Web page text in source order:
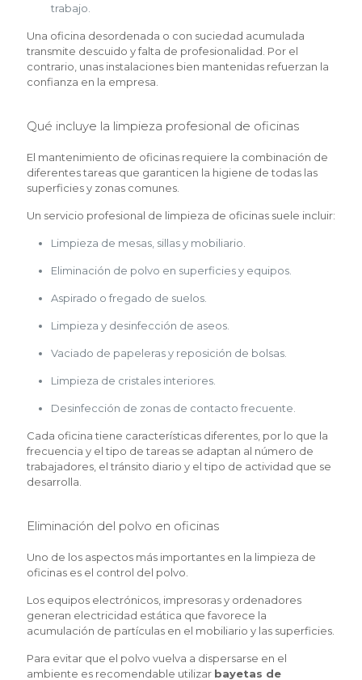
trabajo.
Una oficina desordenada o con suciedad acumulada
transmite descuido y falta de profesionalidad. Por el
contrario, unas instalaciones bien mantenidas refuerzan la
confianza en la empresa.
Qué incluye la limpieza profesional de oficinas
El mantenimiento de oficinas requiere la combinación de
diferentes tareas que garanticen la higiene de todas las
superficies y zonas comunes.
Un servicio profesional de limpieza de oficinas suele incluir:
Limpieza de mesas, sillas y mobiliario.
Eliminación de polvo en superficies y equipos.
Aspirado o fregado de suelos.
Limpieza y desinfección de aseos.
Vaciado de papeleras y reposición de bolsas.
Limpieza de cristales interiores.
Desinfección de zonas de contacto frecuente.
Cada oficina tiene características diferentes, por lo que la
frecuencia y el tipo de tareas se adaptan al número de
trabajadores, el tránsito diario y el tipo de actividad que se
desarrolla.
Eliminación del polvo en oficinas
Uno de los aspectos más importantes en la limpieza de
oficinas es el control del polvo.
Los equipos electrónicos, impresoras y ordenadores
generan electricidad estática que favorece la
acumulación de partículas en el mobiliario y las superficies.
Para evitar que el polvo vuelva a dispersarse en el
ambiente es recomendable utilizar bayetas de